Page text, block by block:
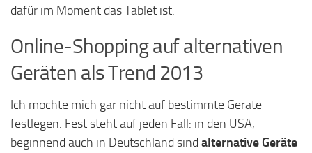
dafür im Moment das Tablet ist.
Online-Shopping auf alternativen
Geräten als Trend 2013
Ich möchte mich gar nicht auf bestimmte Geräte
festlegen. Fest steht auf jeden Fall: in den USA,
beginnend auch in Deutschland sind alternative Geräte